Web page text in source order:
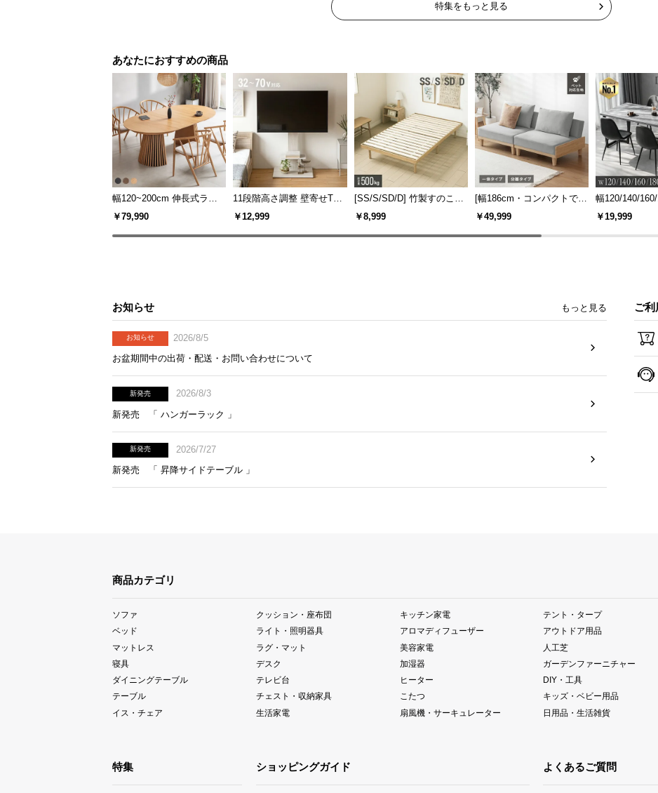
特集をもっと見る
あなたにおすすめの商品
幅120~200cm 伸長式ラウ
ンドダイニングテーブル 6
格子デザイン
￥79,990
11段階高さ調整 壁寄せTV
スタンド キャスター付き
￥12,999
[SS/S/SD/D] 竹製すのこベ
ッド
￥8,999
[幅186cm・コンパクトでも
広々] 3人掛けソファベッド
ーム 北欧
￥49,999
幅120/140/
ックフレーム
￥19,999
お知らせ もっと見る
お知らせ
2026/8/5
お盆期間中の出荷・配送・お問い合わせについて
新発売
2026/8/3
新発売 「 ハンガーラック 」
新発売
2026/7/27
新発売 「 昇降サイドテーブル 」
ご利
商品カテゴリ
ソファ
ベッド
マットレス
寝具
ダイニングテーブル
テーブル
イス・チェア
クッション・座布団
ライト・照明器具
ラグ・マット
デスク
テレビ台
チェスト・収納家具
生活家電
キッチン家電
アロマディフューザー
美容家電
加湿器
ヒーター
こたつ
扇風機・サーキュレーター
テント・タープ
アウトドア用品
人工芝
ガーデンファーニチャー
DIY・工具
キッズ・ベビー用品
日用品・生活雑貨
特集 ショッピングガイド よくあるご質問